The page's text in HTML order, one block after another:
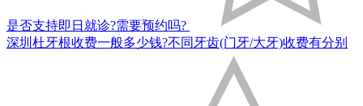
是否支持即日就诊?需要预约吗?
深圳杜牙根收费一般多少钱?不同牙齿(门牙/大牙)收费有分别